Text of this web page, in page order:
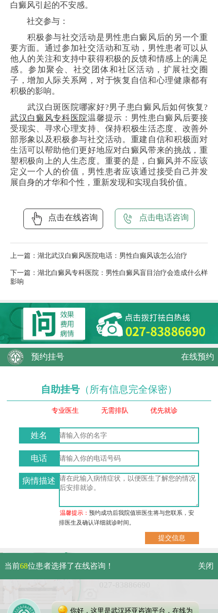
白癜风引起的不安感。
社交参与：
积极参与社交活动是男性患白癜风后的另一个重
要方面。通过参加社交活动和互动，男性患者可以从
他人的关注和支持中获得积极的反馈和情感上的满足
感。参加聚会、社交团体和社区活动，扩展社交圈
子，增加人际关系网，对于恢复自信和心理健康都有
积极的影响。
武汉白斑医院哪家好?男子患白癜风后如何恢复?
武汉白癜风专科医院温馨提示：男性患白癜风后要接
受现实、寻求心理支持、保持积极生活态度、改善外
部形象以及积极参与社交活动。重建自信和积极面对
生活可以帮助他们更好地应对白癜风带来的挑战，重
塑积极向上的人生态度。重要的是，白癜风并不应该
定义一个人的价值，男性患者应该通过接受自己并发
展自身的才华和个性，重新发现和实现自我价值。
点击在线咨询 点击电话咨询
上一篇： 湖北武汉白癜风医院电话：男性白癫风该怎么治疗
下一篇： 湖北白癜风专科医院：男性白癜风盲目治疗会造成什么样
影响
预约挂号 在线预约
自助挂号 （所有信息完全保密）
专业医生 无需排队 优先就诊
姓名
电话
病情描述
温馨提示：预约成功后我院值班医生将与您联系，安
排医生及确认详细就诊时间。
武汉市硚口区解放大道479号
当前68位患者选择了在线咨询！ 关闭
你好，这里是武汉环亚咨询平台，在线为